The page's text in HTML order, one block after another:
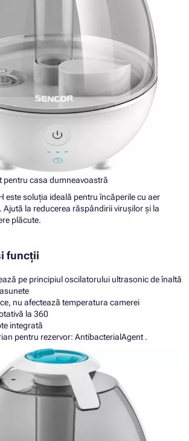
pentru casa dumneavoastră
este soluția ideală pentru încăperile cu aer
la reducerea răspândirii virușilor și la
plăcute.
funcții
pe principiul oscilatorului ultrasonic de înaltă
nu afectează temperatura camerei
la 360
integrată
pentru rezervor: AntibacterialAgent .